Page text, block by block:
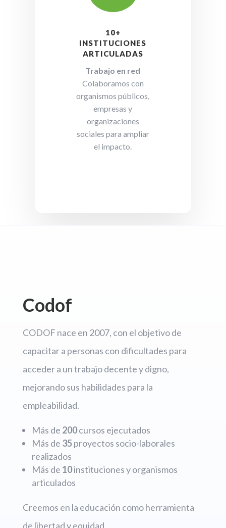
10+
INSTITUCIONES
ARTICULADAS
Trabajo en red
Colaboramos con
organismos públicos,
empresas y
organizaciones
sociales para ampliar
el impacto.
Codof
CODOF nace en 2007, con el objetivo de
capacitar a personas con dificultades para
acceder a un trabajo decente y digno,
mejorando sus habilidades para la
empleabilidad.
Más de 200cursos ejecutados
Más de 35proyectos socio-laborales
realizados
Más de 10instituciones y organismos
articulados
Creemos en la educación como herramienta
de libertad y equidad.